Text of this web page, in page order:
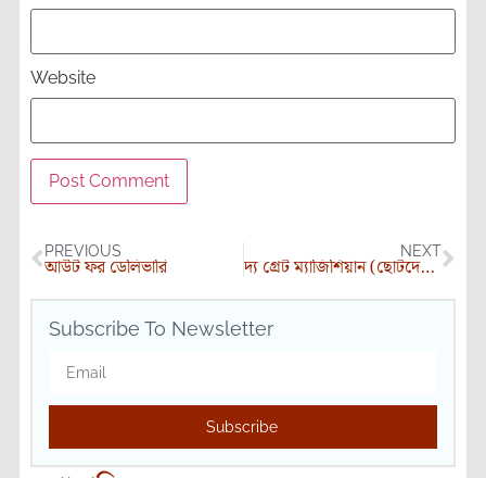
Website
PREVIOUS
আউট ফর ডেলিভারি
NEXT
দ্য গ্রেট ম্যাজিশিয়ান (ছোটদের গল্প)
Subscribe To Newsletter
Subscribe